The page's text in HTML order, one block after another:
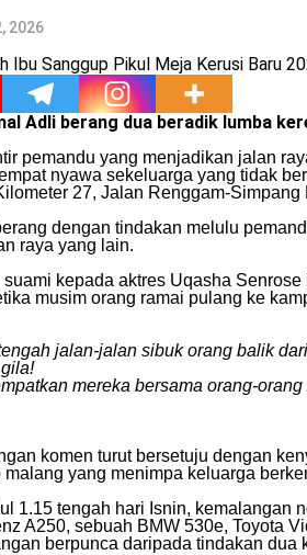
2026
Adli berang dua beradik lumba
pemandu yang menjadikan jalan
nyawa sekeluarga yang tidak
27, Jalan Renggam-
dengan tindakan melulu
raya yang lain.
kepada aktres Uqasha
musim orang ramai pulang ke
jalan-jalan sibuk orang balik
mereka bersama orang-orang
komen turut bersetuju dengan
yang menimpa keluarga
1.15 tengah hari Isnin, kemalangan
A250, sebuah BMW 530e, Toyota
berpunca daripada tindakan dua